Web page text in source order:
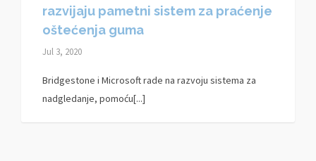
razvijaju pametni sistem za praćenje
oštećenja guma
Jul 3, 2020
Bridgestone i Microsoft rade na razvoju sistema za
nadgledanje, pomoću[...]